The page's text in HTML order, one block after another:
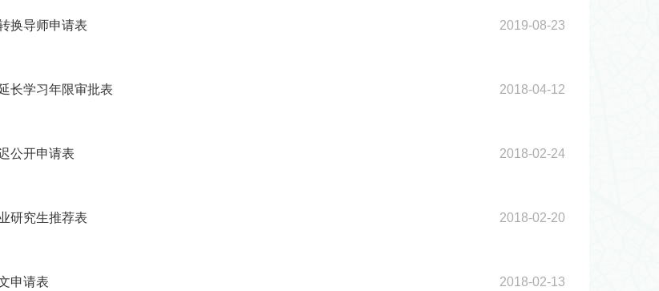
换导师申请表 2019-08-23
长学习年限审批表 2018-04-12
公开申请表 2018-02-24
研究生推荐表 2018-02-20
申请表 2018-02-13